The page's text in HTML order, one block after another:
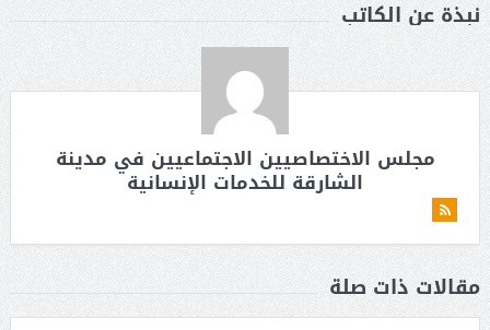
نبذة عن الكاتب
مجلس الاختصاصيين الاجتماعيين في مدينة
الشارقة للخدمات الإنسانية
مقالات ذات صلة